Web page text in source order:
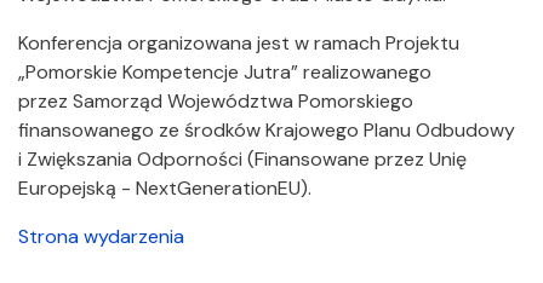
Konferencja organizowana jest w ramach Projektu
„Pomorskie Kompetencje Jutra” realizowanego
przez Samorząd Województwa Pomorskiego
finansowanego ze środków Krajowego Planu Odbudowy
i Zwiększania Odporności (Finansowane przez Unię
Europejską - NextGenerationEU).
Strona wydarzenia